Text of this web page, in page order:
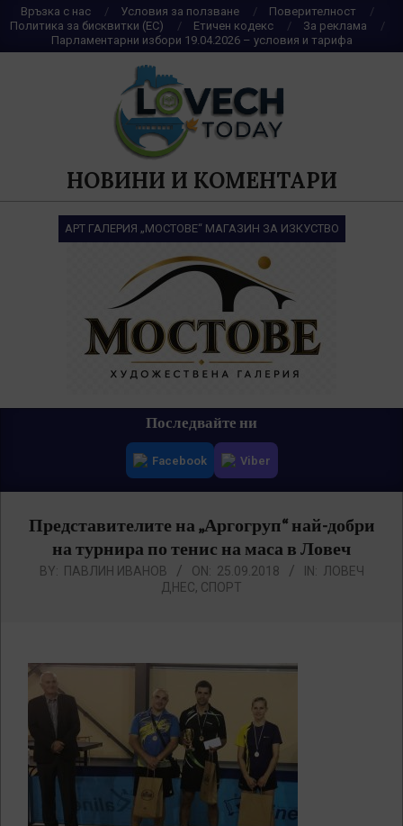
Skip
to
content
Връзка с нас Условия за ползване
Поверителност
Политика за бисквитки (ЕС)
Етичен кодекс
За реклама
Парламентарни избори 19.04.2026 – условия и тарифа
НОВИНИ И КОМЕНТАРИ
АРТ ГАЛЕРИЯ „МОСТОВЕ“ МАГАЗИН ЗА ИЗКУСТВО
Последвайте ни
Facebook Viber
Представителите на „Аргогруп“ най-добри
на турнира по тенис на маса в Ловеч
BY: ПАВЛИН ИВАНОВ ON: 25.09.2018 IN: ЛОВЕЧ
ДНЕС, СПОРТ